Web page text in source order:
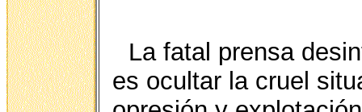
La fatal prensa
es ocultar la cruel